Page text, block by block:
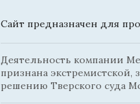
Сайт предназначен для
Деятельность компании
признана
решению Тверского суда